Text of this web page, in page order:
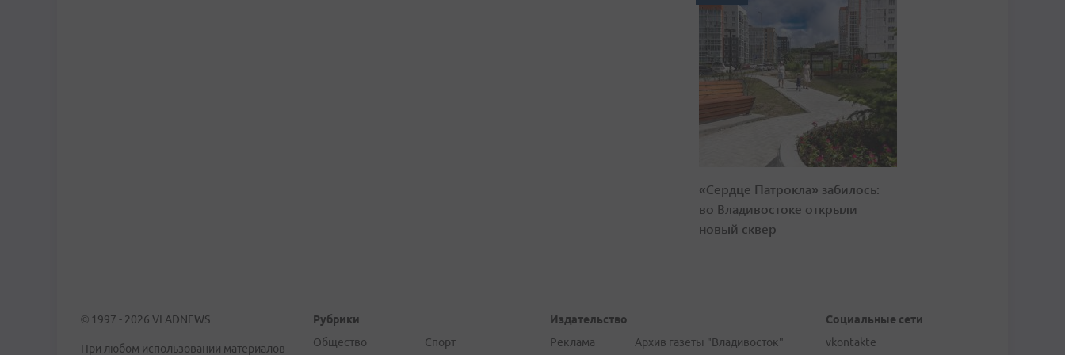
«Сердце Патрокла» забилось:
во Владивостоке открыли
новый сквер
© 1997 - 2026 VLADNEWS
При любом использовании материалов
Рубрики
Общество
Спорт
Издательство
Реклама
Архив газеты "Владивосток"
Социальные сети
vkontakte